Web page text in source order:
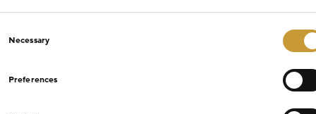
Selection
Necessary
Preferences